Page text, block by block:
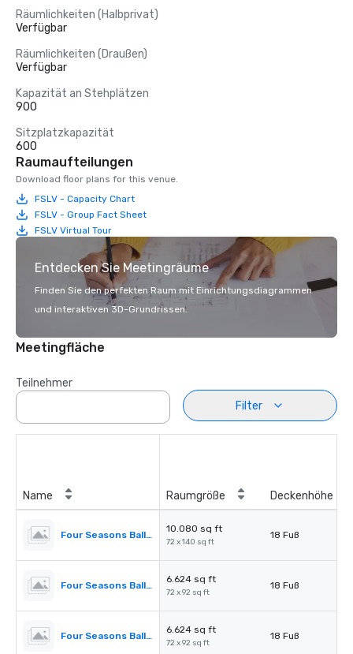
Räumlichkeiten (Halbprivat)
Verfügbar
Räumlichkeiten (Draußen)
Verfügbar
Kapazität an Stehplätzen
900
Sitzplatzkapazität
600
Raumaufteilungen
Download floor plans for this venue.
FSLV - Capacity Chart
FSLV - Group Fact Sheet
FSLV Virtual Tour
Entdecken Sie Meetingräume
Finden Sie den perfekten Raum mit Einrichtungsdiagrammen
und interaktiven 3D-Grundrissen.
Meetingfläche
Teilnehmer
Filter
Name Raumgröße Deckenhöhe
Four Seasons Ballroom
10.080 sq ft
72 x 140 sq ft
18 Fuß
Four Seasons Ballroom 1,2,3
6.624 sq ft
72 x 92 sq ft
18 Fuß
Four Seasons Ballroom 2,3,4
6.624 sq ft
72 x 92 sq ft
18 Fuß